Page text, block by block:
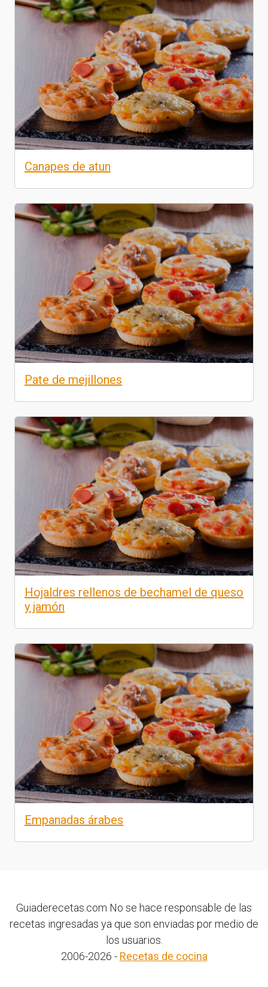
Canapes de atun
Pate de mejillones
Hojaldres rellenos de bechamel de queso
y jamón
Empanadas árabes
Guiaderecetas.com No se hace responsable de las
recetas ingresadas ya que son enviadas por medio de
los usuarios.
2006-2026 - Recetas de cocina